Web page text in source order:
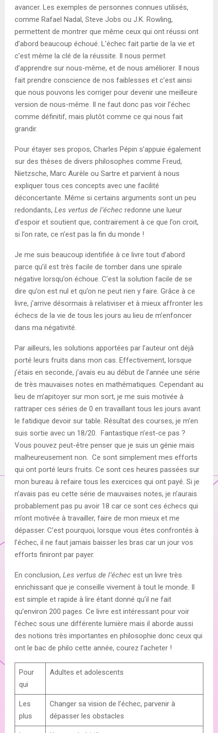
avancer. Les exemples de personnes connues utilisés,
comme Rafael Nadal, Steve Jobs ou J.K. Rowling,
permettent de montrer que même ceux qui ont réussi ont
d’abord beaucoup échoué. L’échec fait partie de la vie et
c’est même la clé de la réussite. Il nous permet
d’apprendre sur nous-même, et de nous améliorer. Il nous
fait prendre conscience de nos faiblesses et c’est ainsi
que nous pouvons les corriger pour devenir une meilleure
version de nous-même. Il ne faut donc pas voir l’échec
comme définitif, mais plutôt comme ce qui nous fait
grandir.
Pour étayer ses propos, Charles Pépin s’appuie également
sur des thèses de divers philosophes comme Freud,
Nietzsche, Marc Aurèle ou Sartre et parvient à nous
expliquer tous ces concepts avec une facilité
déconcertante. Même si certains arguments sont un peu
redondants, Les vertus de l’échec redonne une lueur
d’espoir et soutient que, contrairement à ce que l’on croit,
si l’on rate, ce n’est pas la fin du monde !
Je me suis beaucoup identifiée à ce livre tout d’abord
parce qu’il est très facile de tomber dans une spirale
négative lorsqu’on échoue. C’est la solution facile de se
dire qu’on est nul et qu’on ne peut rien y faire. Grâce à ce
livre, j’arrive désormais à relativiser et à mieux affronter les
échecs de la vie de tous les jours au lieu de m’enfoncer
dans ma négativité.
Par ailleurs, les solutions apportées par l’auteur ont déjà
porté leurs fruits dans mon cas. Effectivement, lorsque
j’étais en seconde, j’avais eu au début de l’année une série
de très mauvaises notes en mathématiques. Cependant au
lieu de m’apitoyer sur mon sort, je me suis motivée à
rattraper ces séries de 0 en travaillant tous les jours avant
le fatidique devoir sur table. Résultat des courses, je m’en
suis sortie avec un 18/20. Fantastique n’est-ce pas ?
Vous pouvez peut-être penser que je suis un génie mais
malheureusement non. Ce sont simplement mes efforts
qui ont porté leurs fruits. Ce sont ces heures passées sur
mon bureau à refaire tous les exercices qui ont payé. Si je
n’avais pas eu cette série de mauvaises notes, je n’aurais
probablement pas pu avoir 18 car ce sont ces échecs qui
m’ont motivée à travailler, faire de mon mieux et me
dépasser. C’est pourquoi, lorsque vous êtes confrontés à
l’échec, il ne faut jamais baisser les bras car un jour vos
efforts finiront par payer.
En conclusion, Les vertus de l’échec est un livre très
enrichissant que je conseille vivement à tout le monde. Il
est simple et rapide à lire étant donné qu’il ne fait
qu’environ 200 pages. Ce livre est intéressant pour voir
l’échec sous une différente lumière mais il aborde aussi
des notions très importantes en philosophie donc ceux qui
ont le bac de philo cette année, courez l’acheter !
Pour
qui
Adultes et adolescents
Les
plus
Changer sa vision de l’échec, parvenir à
dépasser les obstacles